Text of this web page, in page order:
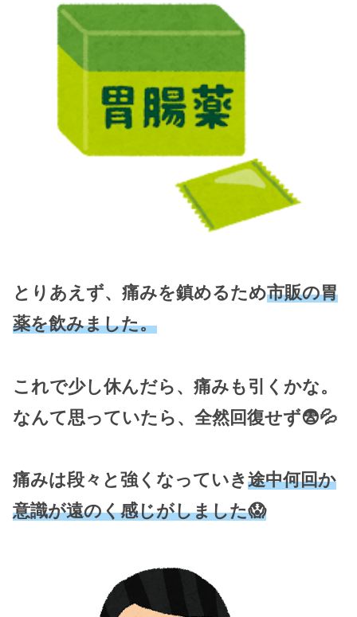
とりあえず、痛みを鎮めるため市販の胃
薬を飲みました。
これで少し休んだら、痛みも引くかな。
なんて思っていたら、全然回復せず😨💦
痛みは段々と強くなっていき途中何回か
意識が遠のく感じがしました😱